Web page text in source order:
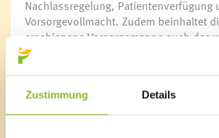
Zustimmung Details
Nachlassregelung, Patientenverfügung
Vorsorgevollmacht. Zudem beinhaltet
erschienene Vorsorgemappe auch das
Instrument der Angehörigenvertretung.
Vorsorgemappe können wichtige
über die man nicht immer gerne
Vizebürgermeisterin Ilse Mock